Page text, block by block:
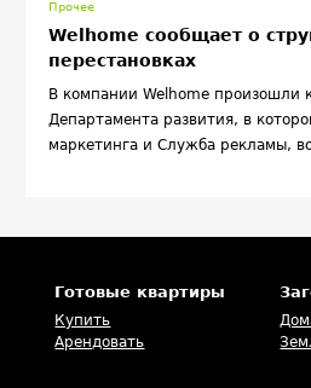
Прочее
Welhome сообщает о
перестановках
В компании Welhome произошли
Департамента развития, в
маркетинга и Служба рекламы,
Готовые квартиры
Купить
Арендовать